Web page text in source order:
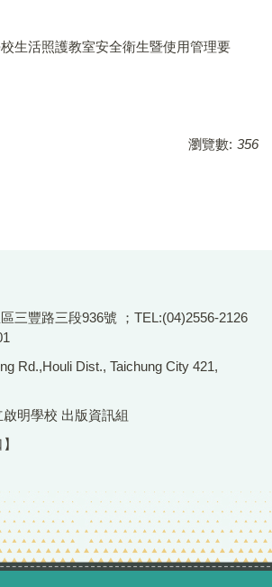
生活照護教室安全衛生暨使用管理要
瀏覽數: 356
三豐路三段936號 ；TEL:(04)2556-2126
Rd.,Houli Dist., Taichung City 421,
明學校 出版資訊組